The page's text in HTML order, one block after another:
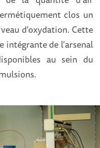
clos un
d'oxydation. Cette
de l’arsenal
au sein du